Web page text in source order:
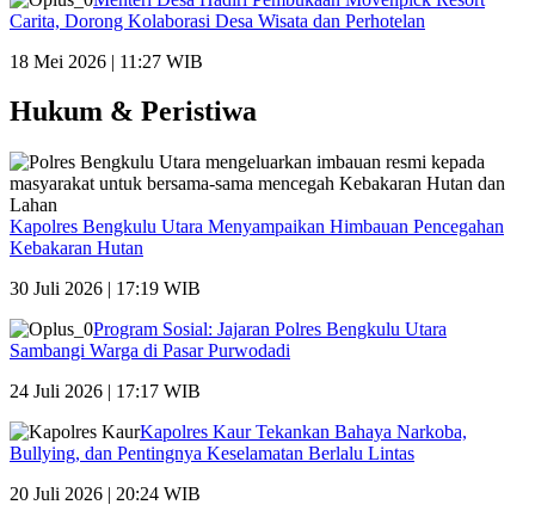
Carita, Dorong Kolaborasi Desa Wisata dan Perhotelan
18 Mei 2026 | 11:27 WIB
Hukum & Peristiwa
Kapolres Bengkulu Utara Menyampaikan Himbauan Pencegahan
Kebakaran Hutan
30 Juli 2026 | 17:19 WIB
Program Sosial: Jajaran Polres Bengkulu Utara
Sambangi Warga di Pasar Purwodadi
24 Juli 2026 | 17:17 WIB
Kapolres Kaur Tekankan Bahaya Narkoba,
Bullying, dan Pentingnya Keselamatan Berlalu Lintas
20 Juli 2026 | 20:24 WIB